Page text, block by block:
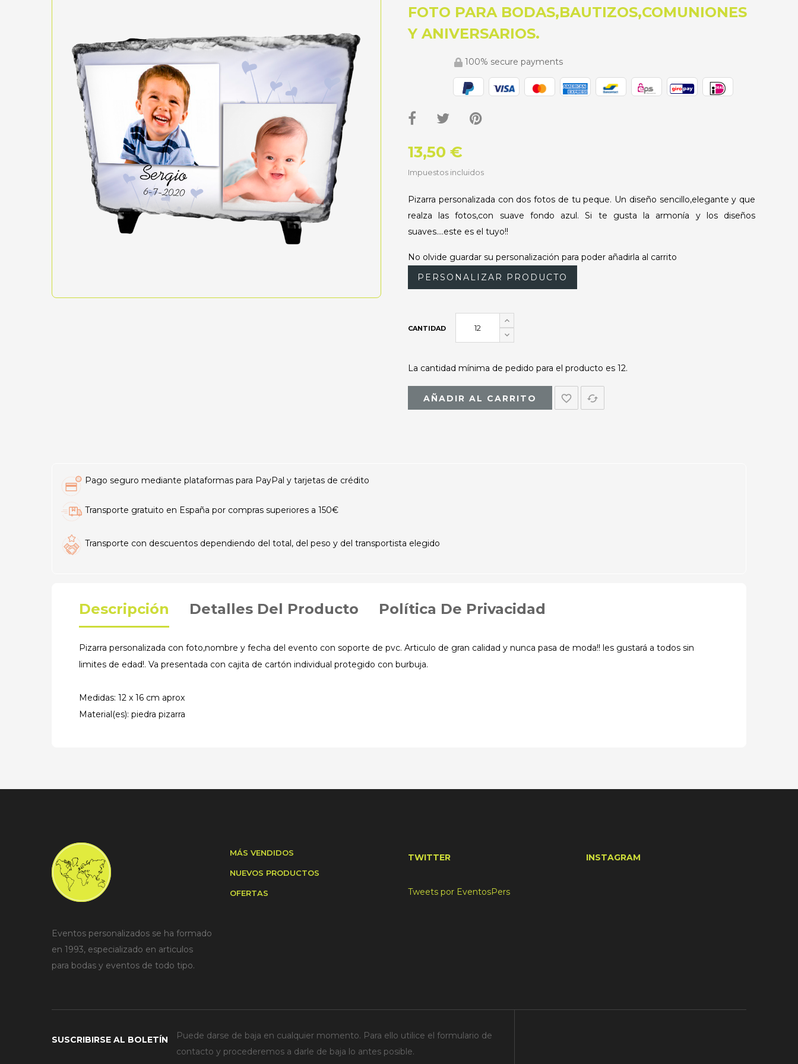
FOTO PARA BODAS,BAUTIZOS,COMUNIONES
Y ANIVERSARIOS.
100% secure payments
13,50 €
Impuestos incluidos
Pizarra personalizada con dos fotos de tu peque. Un diseño sencillo,elegante y que
realza las fotos,con suave fondo azul. Si te gusta la armonía y los diseños
suaves....este es el tuyo!!
No olvide guardar su personalización para poder añadirla al carrito
PERSONALIZAR PRODUCTO
CANTIDAD
La cantidad mínima de pedido para el producto es 12.
AÑADIR AL CARRITO favorite_border cached
Pago seguro mediante plataformas para PayPal y tarjetas de crédito
Transporte gratuito en España por compras superiores a 150€
Transporte con descuentos dependiendo del total, del peso y del transportista elegido
Descripción Detalles Del Producto Política De Privacidad
Pizarra personalizada con foto,nombre y fecha del evento con soporte de pvc. Articulo de gran calidad y nunca pasa de moda!! les gustará a todos sin
limites de edad!. Va presentada con cajita de cartón individual protegido con burbuja.
Medidas: 12 x 16 cm aprox
Material(es): piedra pizarra
Eventos personalizados se ha formado
en 1993, especializado en articulos
para bodas y eventos de todo tipo.
MÁS VENDIDOS
NUEVOS PRODUCTOS
OFERTAS
TWITTER
Tweets por EventosPers
INSTAGRAM
SUSCRIBIRSE AL BOLETÍN
Puede darse de baja en cualquier momento. Para ello utilice el formulario de
contacto y procederemos a darle de baja lo antes posible.